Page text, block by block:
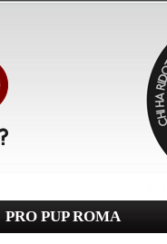
PRO PUP ROMA